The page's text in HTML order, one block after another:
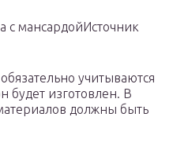
с мансардойИсточник
учитываются
будет изготовлен. В
должны быть